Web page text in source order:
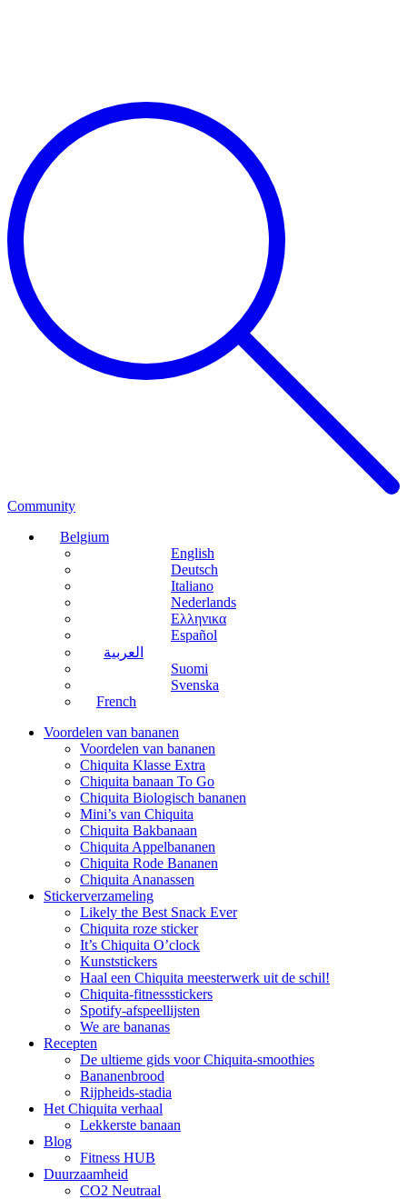
Community
Belgium
English
Deutsch
Italiano
Nederlands
Ελληνικα
Español
العربية
Suomi
Svenska
French
Voordelen van bananen
Voordelen van bananen
Chiquita Klasse Extra
Chiquita banaan To Go
Chiquita Biologisch bananen
Mini’s van Chiquita
Chiquita Bakbanaan
Chiquita Appelbananen
Chiquita Rode Bananen
Chiquita Ananassen
Stickerverzameling
Likely the Best Snack Ever
Chiquita roze sticker
It’s Chiquita O’clock
Kunststickers
Haal een Chiquita meesterwerk uit de schil!
Chiquita-fitnessstickers
Spotify-afspeellijsten
We are bananas
Recepten
De ultieme gids voor Chiquita-smoothies
Bananenbrood
Rijpheids-stadia
Het Chiquita verhaal
Lekkerste banaan
Blog
Fitness HUB
Duurzaamheid
CO2 Neutraal